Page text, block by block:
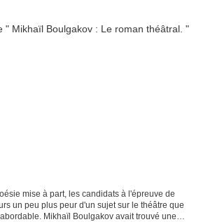
mise à part, les candidats à l'épreuve de
un peu plus peur d'un sujet sur le théâtre que
Mikhaïl Boulgakov avait trouvé une